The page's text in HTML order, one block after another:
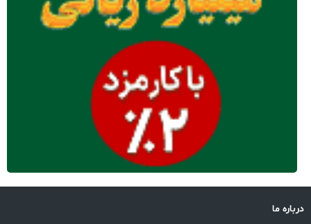
درباره ما